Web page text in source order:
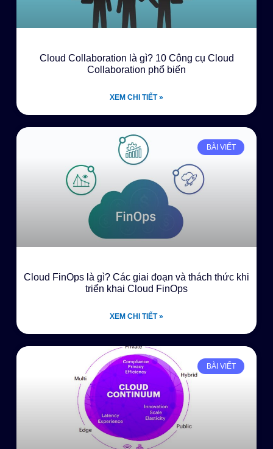
Cloud Collaboration là gì? 10 Công cụ Cloud
Collaboration phổ biến
XEM CHI TIẾT »
BÀI VIẾT
Cloud FinOps là gì? Các giai đoạn và thách thức khi
triển khai Cloud FinOps
XEM CHI TIẾT »
BÀI VIẾT